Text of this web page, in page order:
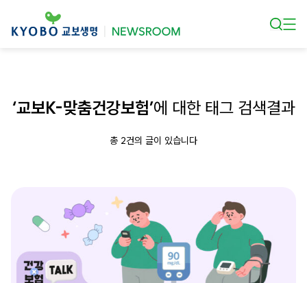
‘교보K-맞춤건강보험’에 대한 태그 검색결과
총 2건의 글이 있습니다